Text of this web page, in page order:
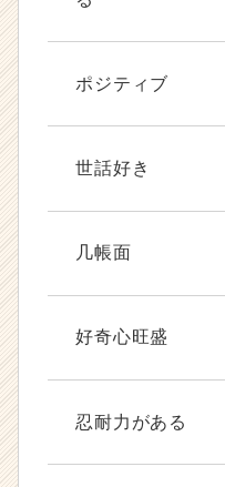
ポジティブ
世話好き
几帳面
好奇心旺盛
忍耐力がある